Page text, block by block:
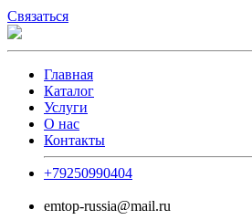
Связаться
Главная
Каталог
Услуги
О нас
Контакты
+79250990404
emtop-russia@mail.ru